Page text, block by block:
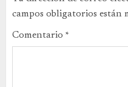
campos obligatorios están
Comentario *